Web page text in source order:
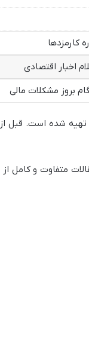
کارمزدها
اخبار اقتصادی
بروز مشکلات مالی
شده است. قبل از
متفاوت و کامل از